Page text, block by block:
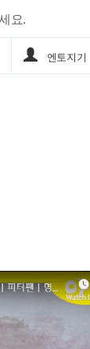
요.
엔토지기